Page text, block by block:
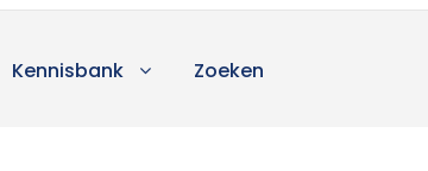
Kennisbank Zoeken